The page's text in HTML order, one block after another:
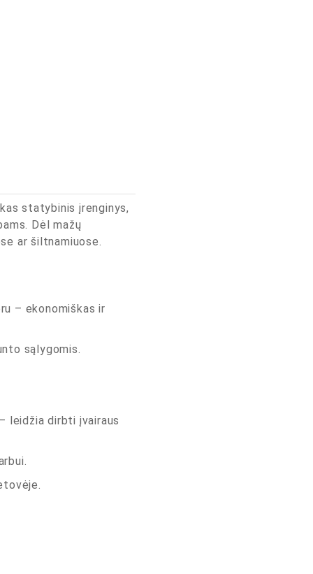
statybinis įrenginys,
Dėl mažų
ar šiltnamiuose.
– ekonomiškas ir
sąlygomis.
leidžia dirbti įvairaus